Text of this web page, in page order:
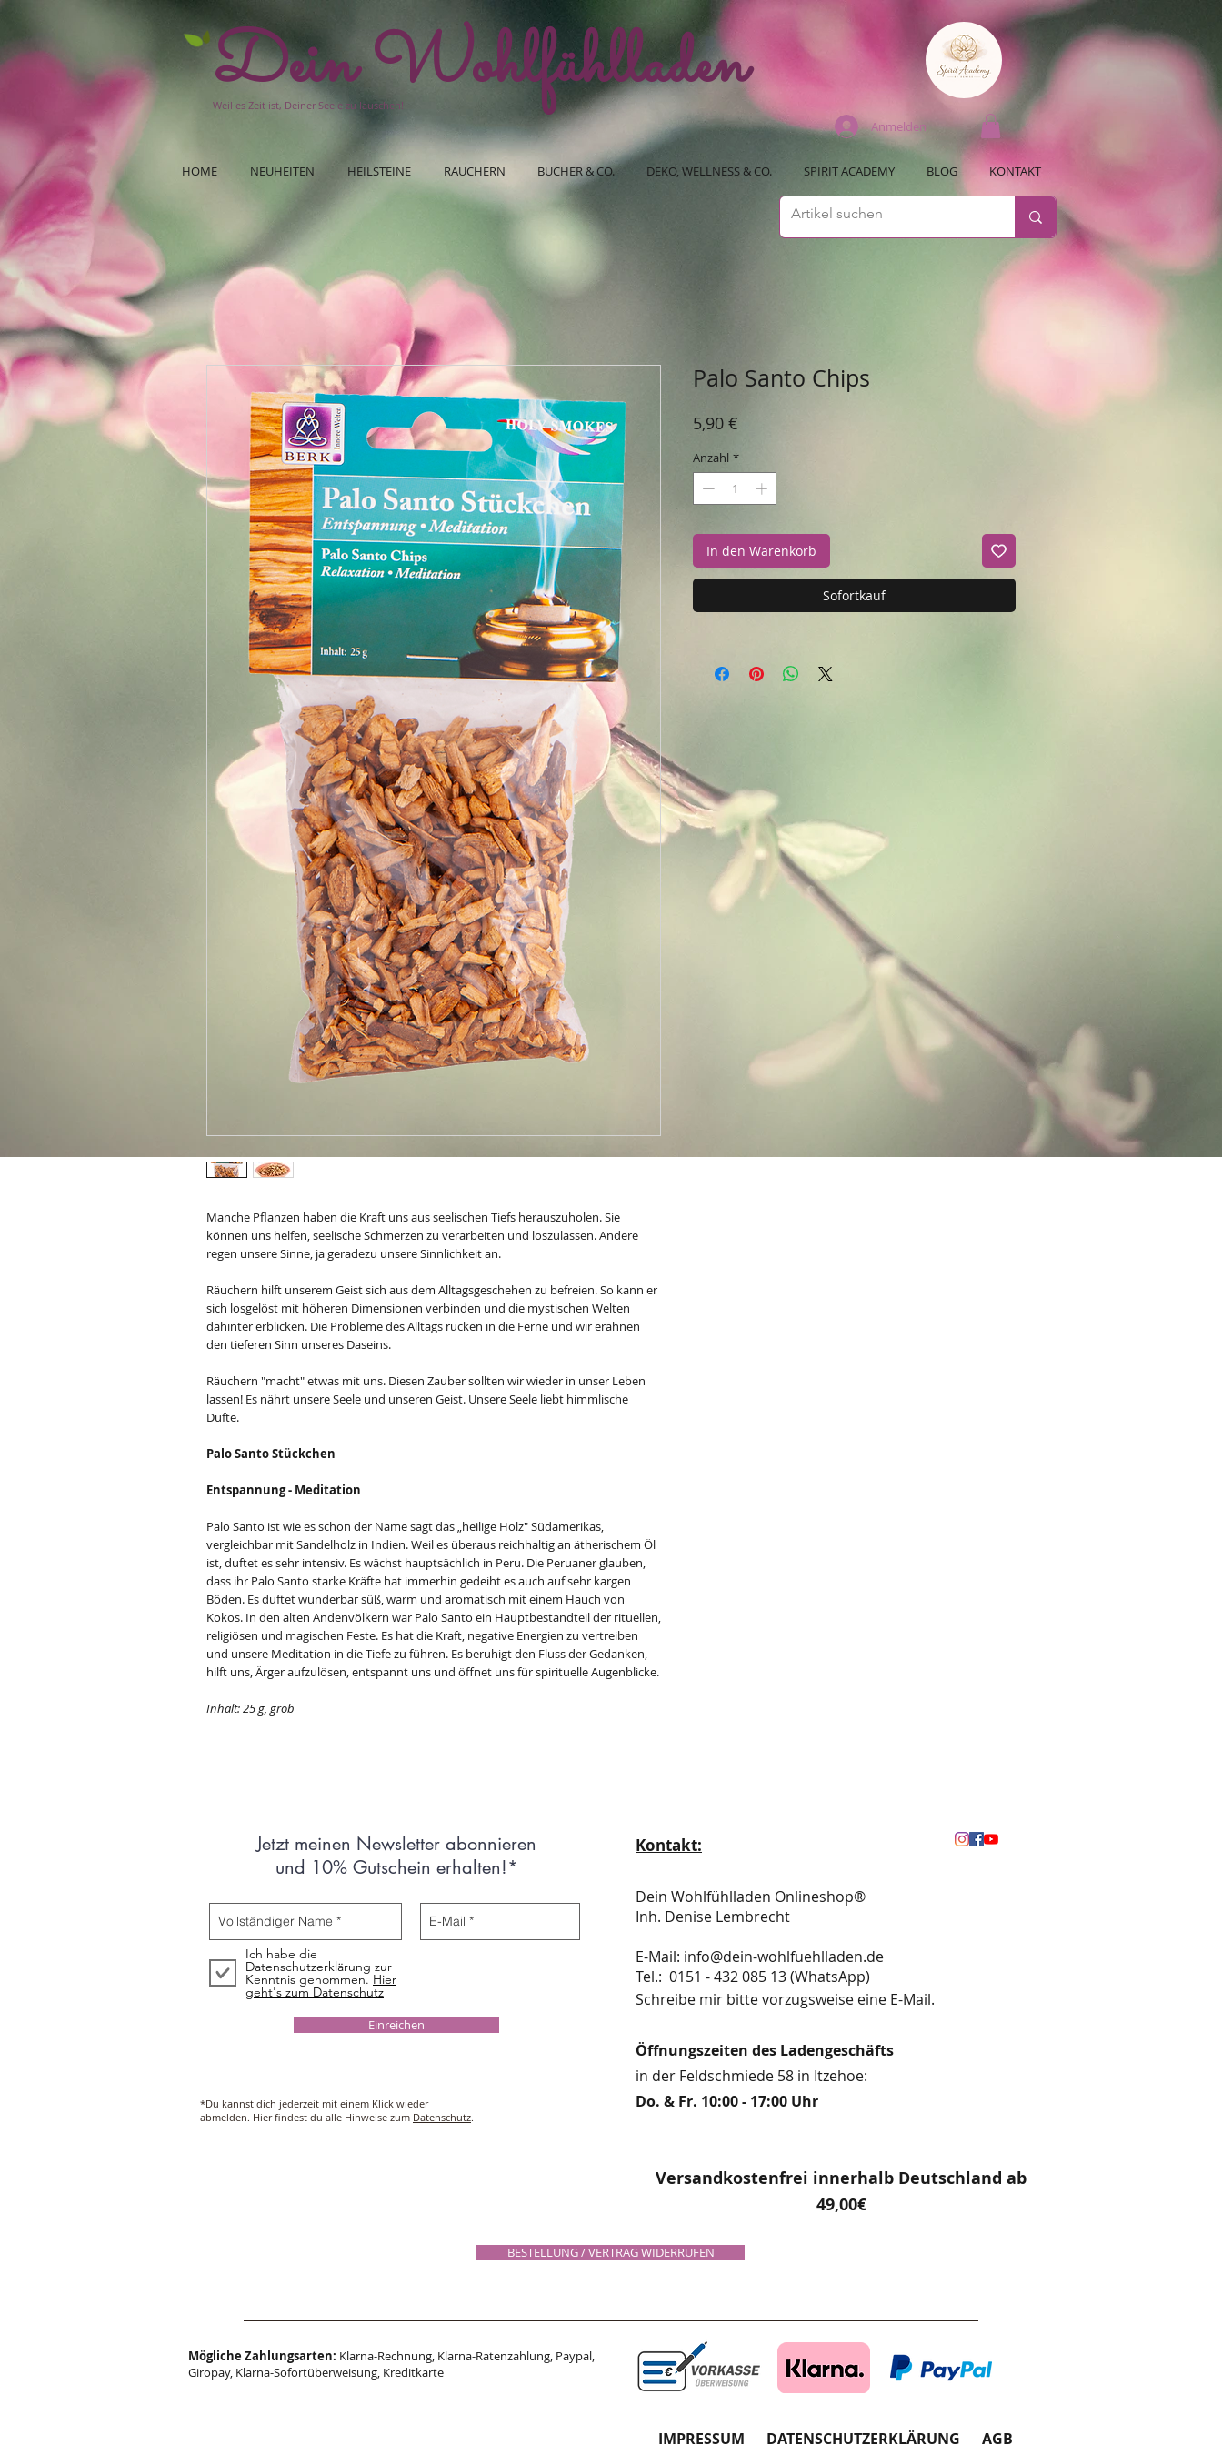
Dein Wohlfühlladen
Weil es Zeit ist, Deiner Seele zu lauschen!
Anmelden
HOME NEUHEITEN HEILSTEINE RÄUCHERN BÜCHER & CO. DEKO, WELLNESS & CO. SPIRIT ACADEMY BLOG KONTAKT
Manche Pflanzen haben die Kraft uns aus seelischen Tiefs herauszuholen. Sie
können uns helfen, seelische Schmerzen zu verarbeiten und loszulassen. Andere
regen unsere Sinne, ja geradezu unsere Sinnlichkeit an.
Räuchern hilft unserem Geist sich aus dem Alltagsgeschehen zu befreien. So kann er
sich losgelöst mit höheren Dimensionen verbinden und die mystischen Welten
dahinter erblicken. Die Probleme des Alltags rücken in die Ferne und wir erahnen
den tieferen Sinn unseres Daseins.
Räuchern "macht" etwas mit uns. Diesen Zauber sollten wir wieder in unser Leben
lassen! Es nährt unsere Seele und unseren Geist. Unsere Seele liebt himmlische
Düfte.
Palo Santo Stückchen
Entspannung - Meditation
Palo Santo ist wie es schon der Name sagt das „heilige Holz" Südamerikas,
vergleichbar mit Sandelholz in Indien. Weil es überaus reichhaltig an ätherischem Öl
ist, duftet es sehr intensiv. Es wächst hauptsächlich in Peru. Die Peruaner glauben,
dass ihr Palo Santo starke Kräfte hat immerhin gedeiht es auch auf sehr kargen
Böden. Es duftet wunderbar süß, warm und aromatisch mit einem Hauch von
Kokos. In den alten Andenvölkern war Palo Santo ein Hauptbestandteil der rituellen,
religiösen und magischen Feste. Es hat die Kraft, negative Energien zu vertreiben
und unsere Meditation in die Tiefe zu führen. Es beruhigt den Fluss der Gedanken,
hilft uns, Ärger aufzulösen, entspannt uns und öffnet uns für spirituelle Augenblicke.
Inhalt: 25 g, grob
Palo Santo Chips
5,90 €
Anzahl *
In den Warenkorb
Sofortkauf
Jetzt meinen Newsletter abonnieren
und 10% Gutschein erhalten!*
Ich habe die
Datenschutzerklärung zur
Kenntnis genommen. Hier
geht's zum Datenschutz
Einreichen
*Du kannst dich jederzeit mit einem Klick wieder
abmelden. Hier findest du alle Hinweise zum Datenschutz.
Kontakt:
Dein Wohlfühlladen Onlineshop®
Inh. Denise Lembrecht
E-Mail: info@dein-wohlfuehlladen.de
​​​​​​​​​​​​​​​​​​​​Tel.: 0151 - 432 085 13 (WhatsApp)
Schreibe mir bitte vorzugsweise eine E-Mail.
Öffnungszeiten des Ladengeschäfts
in der Feldschmiede 58 in Itzehoe:
Do. & Fr. 10:00 - 17:00 Uhr
Versandkostenfrei innerhalb Deutschland ab
49,00€
BESTELLUNG / VERTRAG WIDERRUFEN
Mögliche Zahlungsarten: Klarna-Rechnung, Klarna-Ratenzahlung, Paypal,
Giropay, Klarna-Sofortüberweisung, Kreditkarte
IMPRESSUM DATENSCHUTZERKLÄRUNG AGB